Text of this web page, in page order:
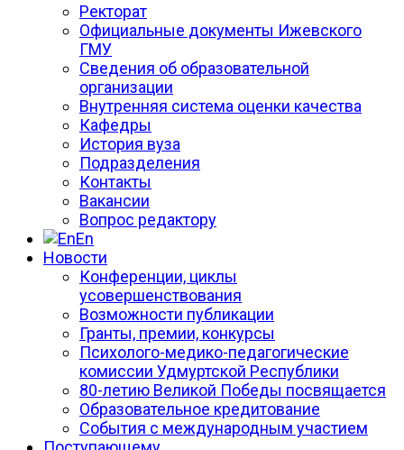
Ректорат
Официальные документы Ижевского
ГМУ
Сведения об образовательной
организации
Внутренняя система оценки качества
Кафедры
История вуза
Подразделения
Контакты
Вакансии
Вопрос редактору
En
Новости
Конференции, циклы
усовершенствования
Возможности публикации
Гранты, премии, конкурсы
Психолого-медико-педагогические
комиссии Удмуртской Республики
80-летию Великой Победы посвящается
Образовательное кредитование
События с международным участием